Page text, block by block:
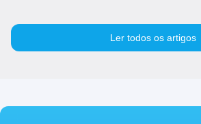
Ler todos os artigos